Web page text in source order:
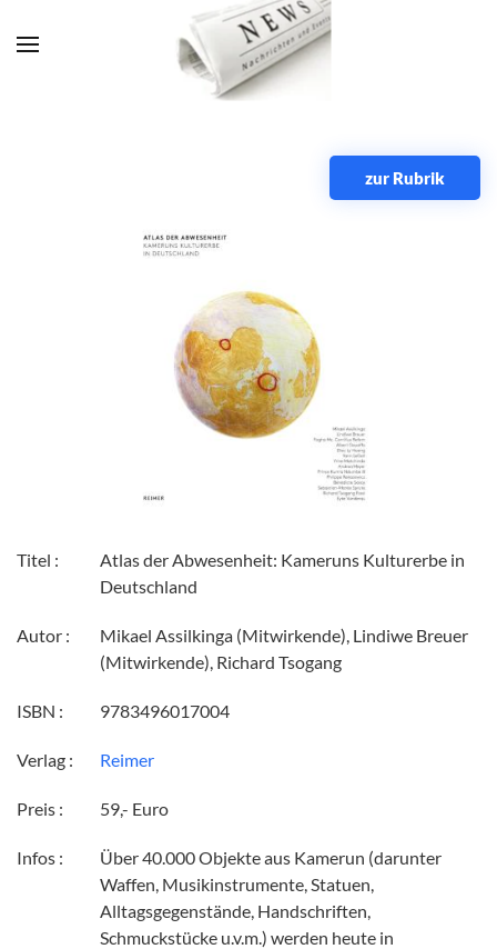
Zum Hauptinhalt springen
zur Rubrik
Titel :
Atlas der Abwesenheit: Kameruns Kulturerbe in
Deutschland
Autor :
Mikael Assilkinga (Mitwirkende), Lindiwe Breuer
(Mitwirkende), Richard Tsogang
ISBN : 9783496017004
Verlag : Reimer
Preis : 59,- Euro
Infos :
Über 40.000 Objekte aus Kamerun (darunter
Waffen, Musikinstrumente, Statuen,
Alltagsgegenstände, Handschriften,
Schmuckstücke u.v.m.) werden heute in